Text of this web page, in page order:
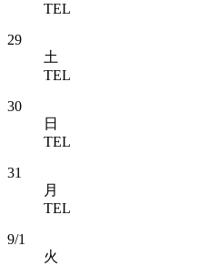
TEL
29
土
TEL
30
日
TEL
31
月
TEL
9/1
火